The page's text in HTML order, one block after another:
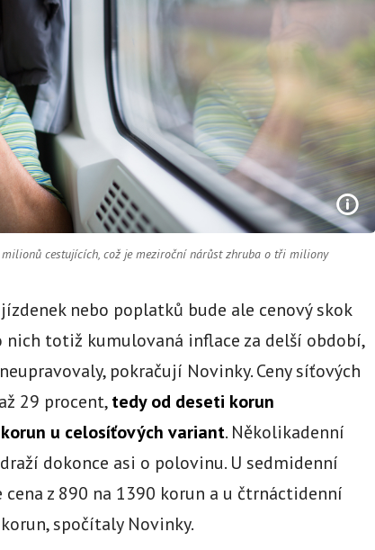
cestujících, což je meziroční nárůst zhruba o tři miliony
nebo poplatků bude ale cenový skok
nich totiž kumulovaná inflace za delší období,
pokračují Novinky. Ceny síťových
29 procent,tedy od deseti korun
u celosíťových variant. Několikadenní
dokonce asi o polovinu. U sedmidenní
z 890 na 1390 korun a u čtrnáctidenní
spočítaly Novinky.